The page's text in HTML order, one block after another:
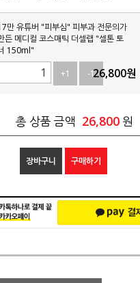
만 유튜버 "피부심" 피부과 전문의가
든 메디컬 코스매틱 더셀랩 "셀톤 토
150ml"
+1
-126,800원
총 상품 금액 26,800 원
장바구니 구매하기